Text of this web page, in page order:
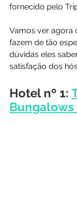
fornecido pelo
Vamos ver agora
fazem de tão
dúvidas eles
satisfação dos
Hotel nº 1:
Bungalows